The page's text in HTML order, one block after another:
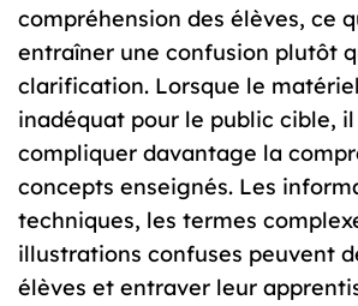
compréhension des élèves, ce
entraîner une confusion plutôt
clarification. Lorsque le
inadéquat pour le public cible,
compliquer davantage la
concepts enseignés. Les
techniques, les termes
illustrations confuses peuvent
élèves et entraver leur